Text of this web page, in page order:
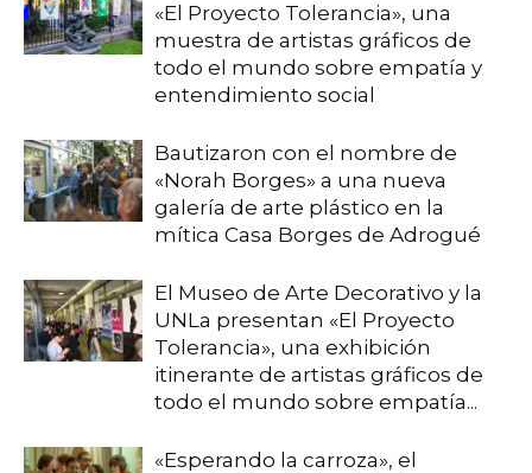
«El Proyecto Tolerancia», una
muestra de artistas gráficos de
todo el mundo sobre empatía y
entendimiento social
Bautizaron con el nombre de
«Norah Borges» a una nueva
galería de arte plástico en la
mítica Casa Borges de Adrogué
El Museo de Arte Decorativo y la
UNLa presentan «El Proyecto
Tolerancia», una exhibición
itinerante de artistas gráficos de
todo el mundo sobre empatía...
«Esperando la carroza», el